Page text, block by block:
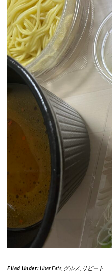
Filed Under:Uber Eats, グルメ, リピート